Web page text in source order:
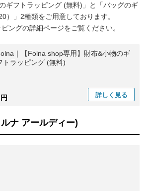
ギフトラッピング (無料)」と「バッグのギ
）」2種類をご用意しております。
ングの詳細ページをご覧ください。
｜【Folna shop専用】財布&小物のギ
トラッピング (無料)
詳しく 見る
ナ アールディー)